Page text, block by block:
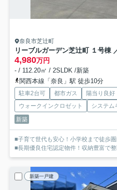
奈良市芝辻町
リーブルガーデン芝辻町 １号棟
4,980万円
- / 112.20㎡ / 2SLDK /新築
関西本線「奈良」駅 徒歩10分
駐車2台可 都市ガス 陽当り良好
ウォークインクロゼット
システム
新築
■子育て世代も安心！小学校まで徒歩圏
■長期優良住宅認定物件！収納豊富で整
新築一戸建